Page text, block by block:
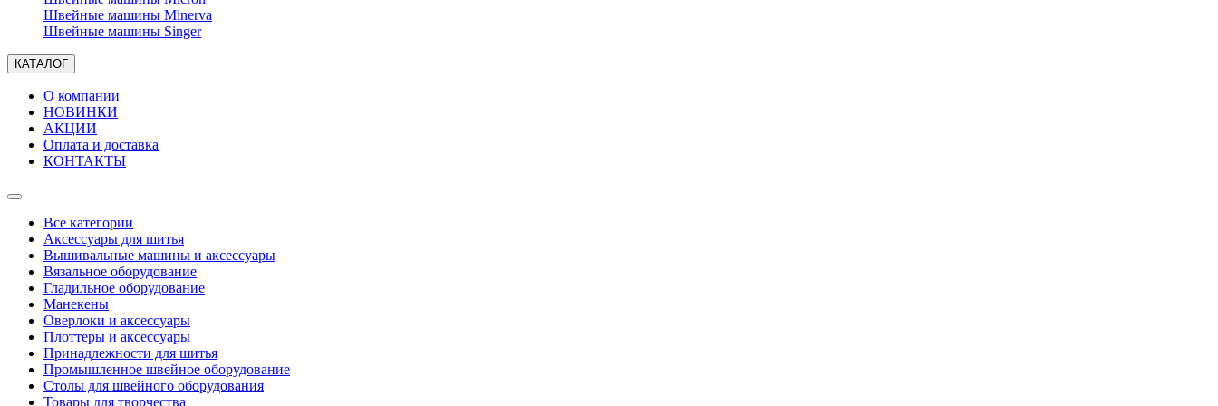
Швейные машины Minerva
Швейные машины Singer
КАТАЛОГ
О компании
НОВИНКИ
АКЦИИ
Оплата и доставка
КОНТАКТЫ
Все категории
Аксессуары для шитья
Вышивальные машины и аксессуары
Вязальное оборудование
Гладильное оборудование
Манекены
Оверлоки и аксессуары
Плоттеры и аксессуары
Принадлежности для шитья
Промышленное швейное оборудование
Столы для швейного оборудования
Товары для творчества